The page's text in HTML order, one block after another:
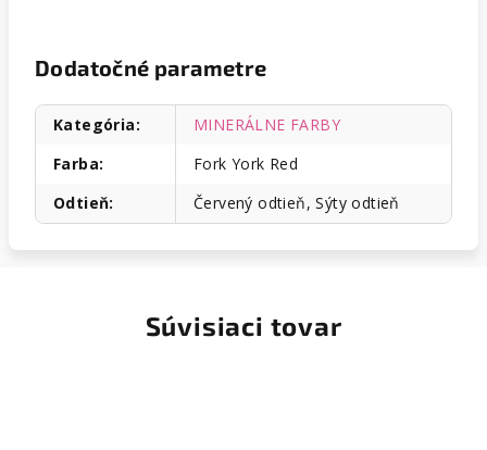
Dodatočné parametre
Kategória:
MINERÁLNE FARBY
Farba:
Fork York Red
Odtieň: Červený odtieň, Sýty odtieň
Súvisiaci tovar